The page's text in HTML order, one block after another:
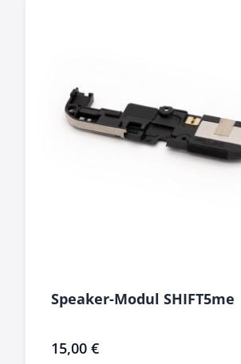
Speaker-Modul SHIFT5me
15,00 €